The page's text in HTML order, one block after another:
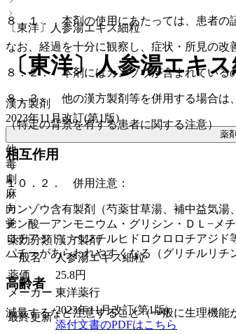
８．１． 本剤の使用にあたっては、患者の
なお、経過を十分に観察し、症状・所見の改
８．２． 本剤にはカンゾウが含まれている
８．３． 他の漢方製剤等を併用する場合は
（特定の背景を有する患者に関する注意）
相互作用
１０．２． 併用注意：
カンゾウ含有製剤（芍薬甘草湯、補中益気
チン酸一アンモニウム・グリシン・ＤＬ−メ
ロチアジド、ベンチルヒドロクロロチアジ
パチーがあらわれやすくなる（グリチルリチ
高齢者
減量するなど注意すること（一般に生理機能
〔東洋〕人参湯エキス細粒
〔東洋〕人参湯エキ
漢方製剤
2023年11月改訂(第1版)
薬
他
毒
劇
麻
向
覚
薬効分類 漢方製剤
一般名
人参湯エキス細粒
薬価
25.8円
メーカー 東洋薬行
最終更新
2023年11月改訂(第1版)
添付文書のPDFはこちら